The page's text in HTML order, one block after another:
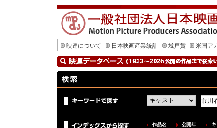
映連について 日本映画産業統計 城戸賞 米国ア
作品名 公開年